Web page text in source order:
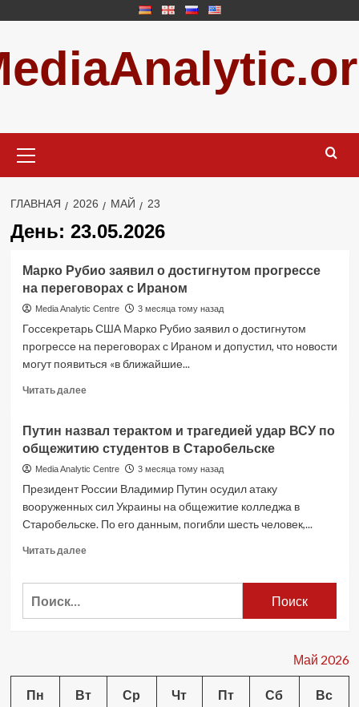
содержимому
меню
ГЛАВНАЯ 2026 МАЙ 23
День: 23.05.2026
Марко Рубио заявил о достигнутом прогрессе
на переговорах с Ираном
Media Analytic Centre 3 месяца тому назад
Госсекретарь США Марко Рубио заявил о достигнутом
прогрессе на переговорах с Ираном и допустил, что новости
могут появиться «в ближайшие...
Читать далееRead
Марко
Рубио
заявил
достигнутом
прогрессе
на
с
Путин назвал терактом и трагедией удар ВСУ по
общежитию студентов в Старобельске
Media Analytic Centre 3 месяца тому назад
Президент России Владимир Путин осудил атаку
вооруженных сил Украины на общежитие колледжа в
Старобельске. По его данным, погибли шесть человек,...
Читать далееRead
по
Май 2026
Пн Вт Ср Чт Пт Сб Вс